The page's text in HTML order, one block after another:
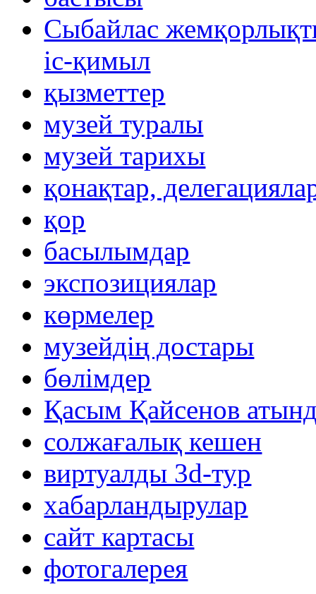
Сыбайлас
іс-қимыл
қызметтер
музей туралы
музей тарихы
қонақтар,
қор
басылымдар
экспозициялар
көрмелер
музейдің достары
бөлімдер
Қасым Қайсенов
солжағалық кешен
виртуалды 3d-тур
xабарландырулар
сайт картасы
фотогалерея